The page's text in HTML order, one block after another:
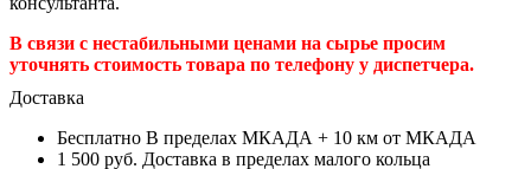
В связи с нестабильными ценами на сырье просим
уточнять стоимость товара по телефону у диспетчера.
Доставка
Бесплатно В пределах МКАДА + 10 км от МКАДА
1 500 руб. Доставка в пределах малого кольца